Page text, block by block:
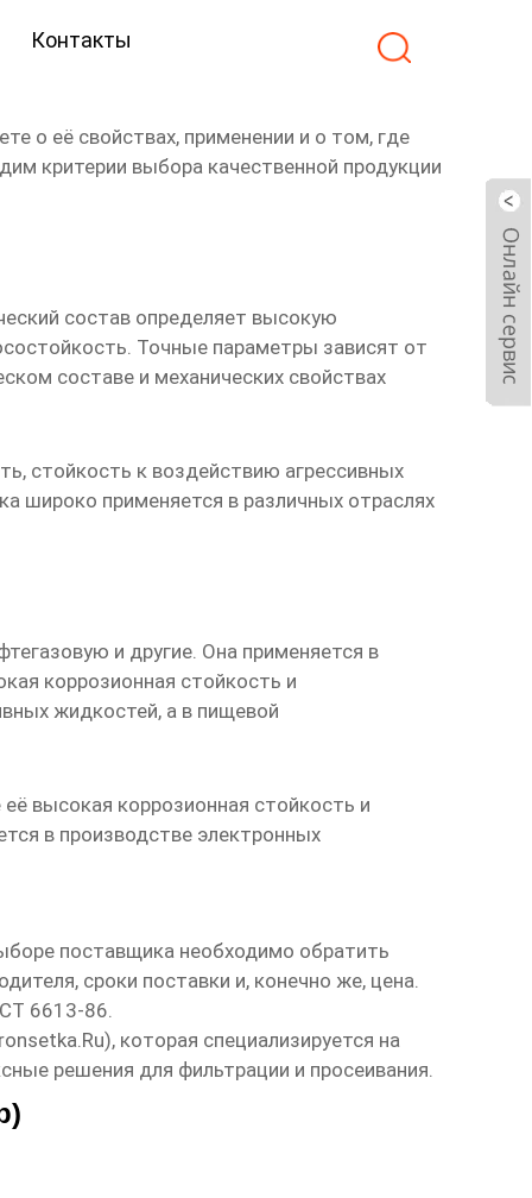
Контакты
о её свойствах, применении и о том, где
критерии выбора качественной продукции
состав определяет высокую
Точные параметры зависят от
составе и механических свойствах
стойкость к воздействию агрессивных
широко применяется в различных отраслях
и другие. Она применяется в
коррозионная стойкость и
жидкостей, а в пищевой
высокая коррозионная стойкость и
в производстве электронных
поставщика необходимо обратить
сроки поставки и, конечно же, цена.
6613-86.
), которая специализируется на
решения для фильтрации и просеивания.